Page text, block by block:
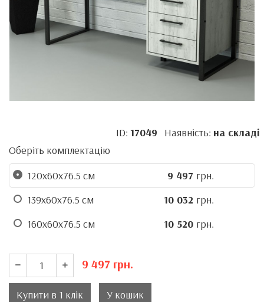
ID: 17049 Наявність: на складі
Оберіть комплектацію
120х60х76.5 см
9 497 грн.
139х60х76.5 см
10 032 грн.
160х60х76.5 см
10 520 грн.
9 497 грн.
Купити в 1 клік У кошик